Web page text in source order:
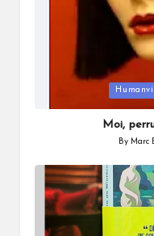
in
Moi,
Posted
By Marc